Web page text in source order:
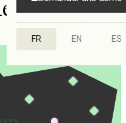
FR EN ES